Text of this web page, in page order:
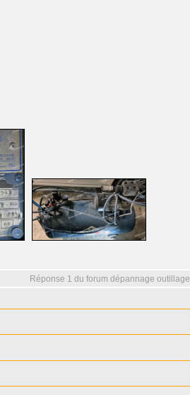
Réponse 1 du forum dépannage outillage